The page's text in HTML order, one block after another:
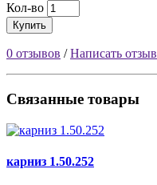
Кол-во
Купить
0 отзывов /Написать отзыв
Связанные товары
карниз 1.50.252